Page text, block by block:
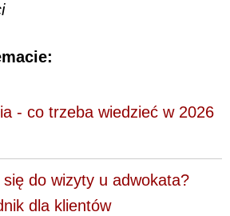
- co trzeba wiedzieć w 2026
do wizyty u adwokata?
dla klientów